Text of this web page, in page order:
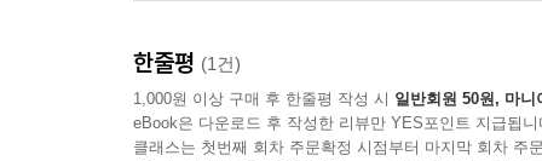
한줄평 (1건)
1,000원 이상 구매 후 한줄평 작성 시 일반회원 50원, 마니
eBook은 다운로드 후 작성한 리뷰만 YES포인트 지급됩니
클래스는 첫번째 회차 주문확정 시점부터 마지막 회차 주